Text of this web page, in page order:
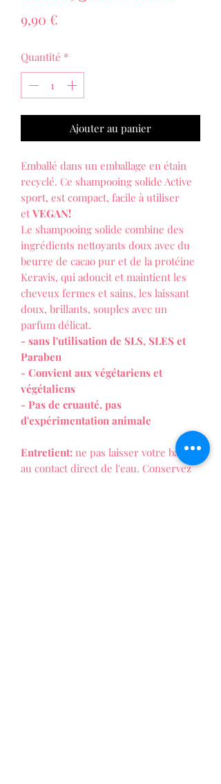
9,90 €
Quantité *
Ajouter au panier
Emballé dans un emballage en étain
recyclé. Ce shampooing solide Active
sport, est compact, facile à utiliser
etVEGAN!
Le shampooing solide combine des
ingrédients nettoyants doux avec du
beurre de cacao pur et de la protéine
Keravis, qui adoucit et maintient les
cheveux fermes et sains, les laissant
doux, brillants, souples avec un
parfum délicat.
- sans l'utilisation de SLS, SLES et
Paraben
- Convient aux végétariens et
végétaliens
- Pas de cruauté, pas
d'expérimentation animale
Entretient: ne pas laisser votre barre
au contact direct de l'eau. Conservez